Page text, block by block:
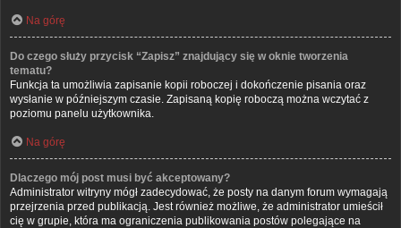
Na górę
Do czego służy przycisk “Zapisz” znajdujący się w oknie tworzenia
tematu?
Funkcja ta umożliwia zapisanie kopii roboczej i dokończenie pisania oraz
wysłanie w późniejszym czasie. Zapisaną kopię roboczą można wczytać z
poziomu panelu użytkownika.
Na górę
Dlaczego mój post musi być akceptowany?
Administrator witryny mógł zadecydować, że posty na danym forum wymagają
przejrzenia przed publikacją. Jest również możliwe, że administrator umieścił
cię w grupie, która ma ograniczenia publikowania postów polegające na